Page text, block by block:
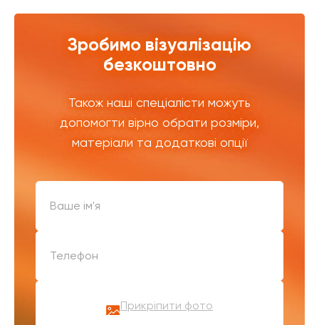
Зробимо візуалізацію
безкоштовно
Також наші спеціалісти можуть
допомогти вірно обрати розміри,
матеріали та додаткові опції
Прикріпити фото